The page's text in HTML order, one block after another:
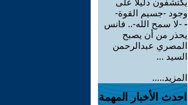
يكتشفون دليلا على
وجود -جسيم القوة-
- -لا سمح الله-.. فانس
يحذر من أن يصبح
المصري عبدالرحمن
السيد ...
المزيد.....
احدث الأخبار المهمة